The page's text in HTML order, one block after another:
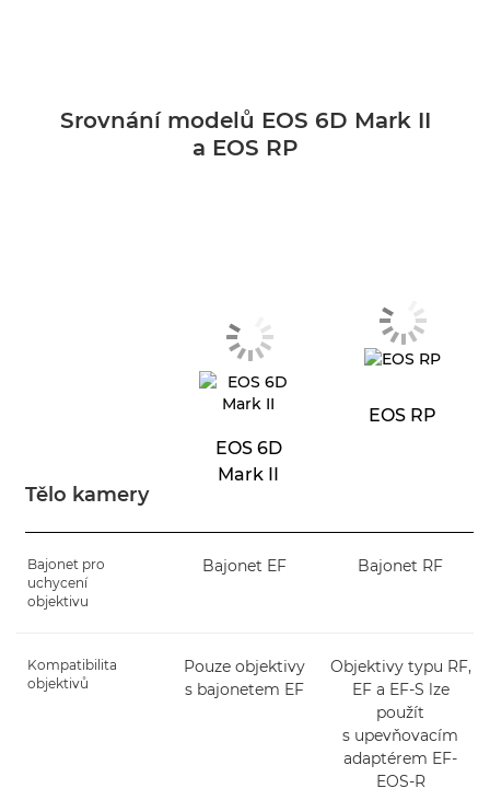
Srovnání modelů EOS 6D Mark II
a EOS RP
Tělo kamery
EOS 6D
Mark II
EOS RP
Bajonet pro
uchycení
objektivu
Bajonet EF Bajonet RF
Kompatibilita
objektivů
Pouze objektivy
s bajonetem EF
Objektivy typu RF,
EF a EF-S lze
použít
s upevňovacím
adaptérem EF-
EOS-R